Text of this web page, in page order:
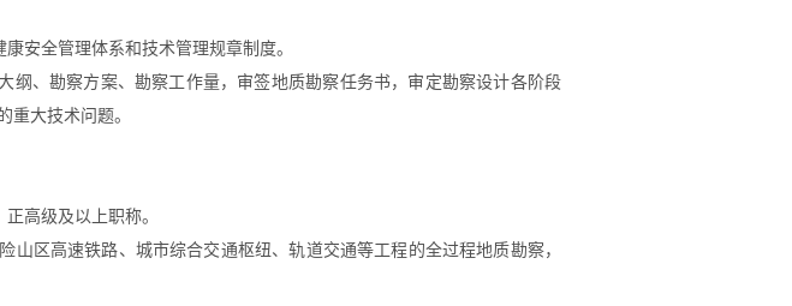
安全管理体系和技术管理规章制度。
、勘察方案、勘察工作量，审签地质勘察任务书，审定勘察设计各阶段
大技术问题。
高级及以上职称。
区高速铁路、城市综合交通枢纽、轨道交通等工程的全过程地质勘察，